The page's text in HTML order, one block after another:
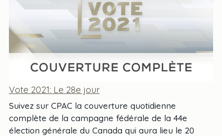
Vote 2021: Le 28e jour
Suivez sur CPAC la couverture quotidienne
complète de la campagne fédérale de la 44e
élection générale du Canada qui aura lieu le 20